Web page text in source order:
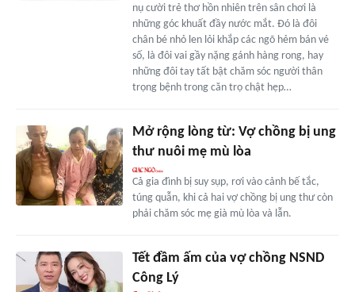
nụ cười trẻ thơ hồn nhiên trên sân chơi là
những góc khuất đầy nước mắt. Đó là đôi
chân bé nhỏ len lỏi khắp các ngõ hẻm bán vé
số, là đôi vai gầy nặng gánh hàng rong, hay
những đôi tay tất bật chăm sóc người thân
trọng bệnh trong căn trọ chật hẹp…
Mở rộng lòng từ: Vợ chồng bị ung
thư nuôi mẹ mù lòa
Cả gia đình bị suy sụp, rơi vào cảnh bế tắc,
túng quẫn, khi cả hai vợ chồng bị ung thư còn
phải chăm sóc mẹ già mù lòa và lẫn.
Tết đầm ấm của vợ chồng NSND
Công Lý